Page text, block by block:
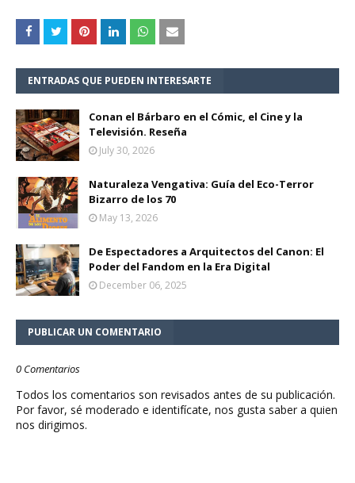
ENTRADAS QUE PUEDEN INTERESARTE
Conan el Bárbaro en el Cómic, el Cine y la
Televisión. Reseña
July 30, 2026
Naturaleza Vengativa: Guía del Eco-Terror
Bizarro de los 70
May 13, 2026
De Espectadores a Arquitectos del Canon: El
Poder del Fandom en la Era Digital
December 06, 2025
PUBLICAR UN COMENTARIO
0 Comentarios
Todos los comentarios son revisados antes de su publicación.
Por favor, sé moderado e identifícate, nos gusta saber a quien
nos dirigimos.